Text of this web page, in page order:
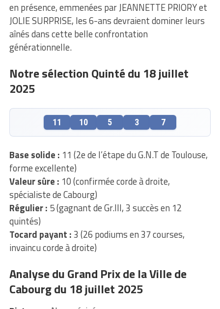
en présence, emmenées par JEANNETTE PRIORY et
JOLIE SURPRISE, les 6-ans devraient dominer leurs
aînés dans cette belle confrontation
générationnelle.
Notre sélection Quinté du 18 juillet
2025
11 10 5 3 7
Base solide : 11 (2e de l’étape du G.N.T de Toulouse,
forme excellente)
Valeur sûre : 10 (confirmée corde à droite,
spécialiste de Cabourg)
Régulier : 5 (gagnant de Gr.III, 3 succès en 12
quintés)
Tocard payant :3 (26 podiums en 37 courses,
invaincu corde à droite)
Analyse du Grand Prix de la Ville de
Cabourg du 18 juillet 2025